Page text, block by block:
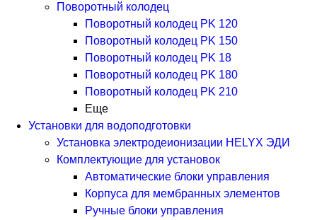
Поворотный колодец
Поворотный колодец PK 120
Поворотный колодец PK 150
Поворотный колодец PK 18
Поворотный колодец PK 180
Поворотный колодец PK 210
Еще
Установки для водоподготовки
Установка электродеионизации HELYX ЭДИ
Комплектующие для установок
Автоматические блоки управления
Корпуса для мембранных элементов
Ручные блоки управления